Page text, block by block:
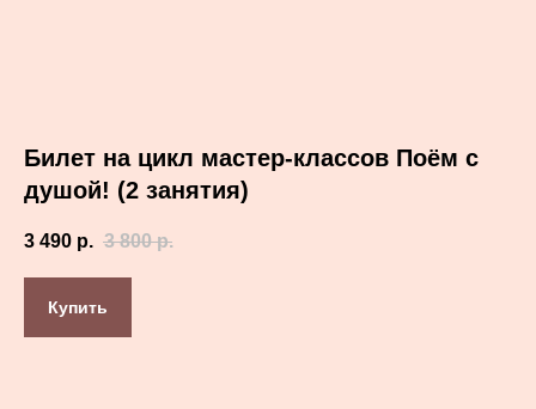
Билет на цикл мастер-классов Поём с
душой! (2 занятия)
3 490 р. 3 800 р.
Купить